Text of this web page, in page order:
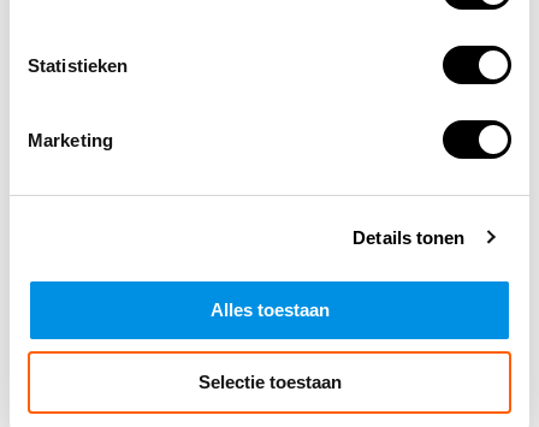
Statistieken
Marketing
Details tonen
Alles toestaan
Selectie toestaan